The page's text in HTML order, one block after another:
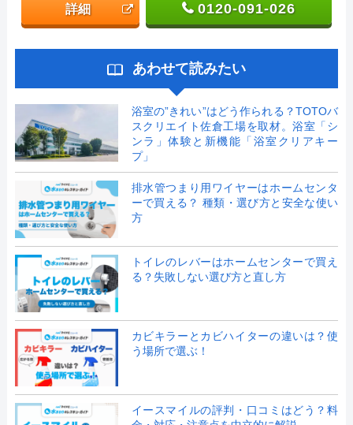
詳細 0120-091-026
あわせて読みたい
浴室の”きれい”はどう作られる？TOTOバ
スクリエイト佐倉工場を取材。浴室「シ
ンラ」体験と新機能「浴室クリアキー
プ」
排水管つまり用ワイヤーはホームセンタ
ーで買える？ 種類・選び方と安全な使い
方
トイレのレバーはホームセンターで買え
る？失敗しない選び方と直し方
カビキラーとカビハイターの違いは？使
う場所で選ぶ！
イースマイルの評判・口コミはどう？料